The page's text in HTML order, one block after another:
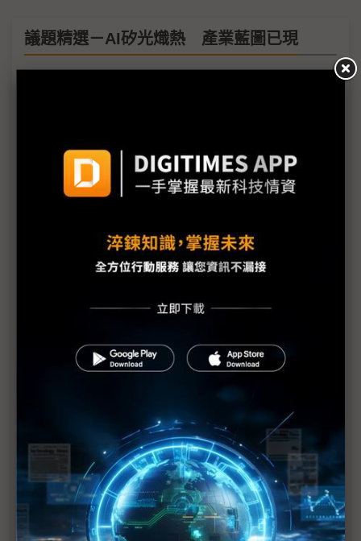
議題精選－AI矽光熾熱 產業藍圖已現
矽光子、先進封裝錢景閃耀Touch Taiwan 洪進揚：
CPO「測不準量不快」瓶頸
台積電：矽光子「開花結果」指日可待 產業藍圖共
面板雙虎轉型進入「深水區」 友達攻CPO、群創拚
三星公布矽光子量產藍圖 力拚2028年一條龍戰略追
政府戰略產業項目再增加 研發補助可望多管齊下
台積電最大優勢非單點技術 黃仁勳揭「三大關鍵」
台灣首件矽光子專利訴訟 汎銓提告光焱侵權求償2
億元
攸關AI新十大建設政策成敗 政府承諾會維持供電穩
定